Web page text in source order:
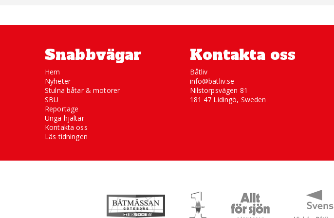
Snabbvägar
Hem
Nyheter
Stulna båtar & motorer
SBU
Reportage
Unga hjältar
Kontakta oss
Läs tidningen
Kontakta oss
Båtliv
info@batliv.se
Nilstorpsvägen 81
181 47 Lidingö, Sweden